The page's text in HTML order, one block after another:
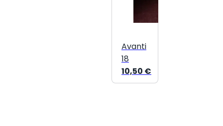
Avanti
18
10,50 €